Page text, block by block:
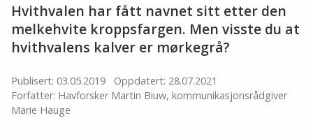
Hvithvalen har fått navnet sitt etter den
melkehvite kroppsfargen. Men visste du at
hvithvalens kalver er mørkegrå?
Publisert: 03.05.2019
Oppdatert: 28.07.2021
Forfatter: Havforsker Martin Biuw, kommunikasjonsrådgiver
Marie Hauge